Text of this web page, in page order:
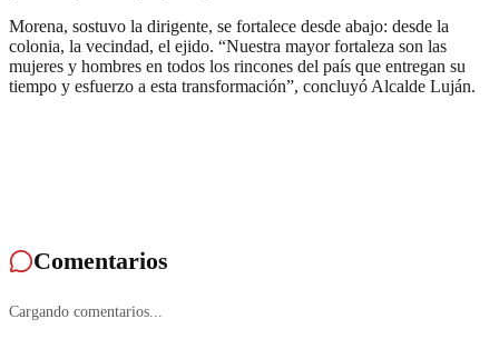
Morena, sostuvo la dirigente, se fortalece desde abajo: desde la
colonia, la vecindad, el ejido. “Nuestra mayor fortaleza son las
mujeres y hombres en todos los rincones del país que entregan su
tiempo y esfuerzo a esta transformación”, concluyó Alcalde Luján.
Comentarios
Cargando comentarios...